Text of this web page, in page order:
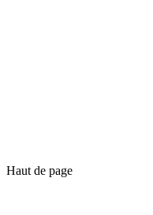
Haut de page